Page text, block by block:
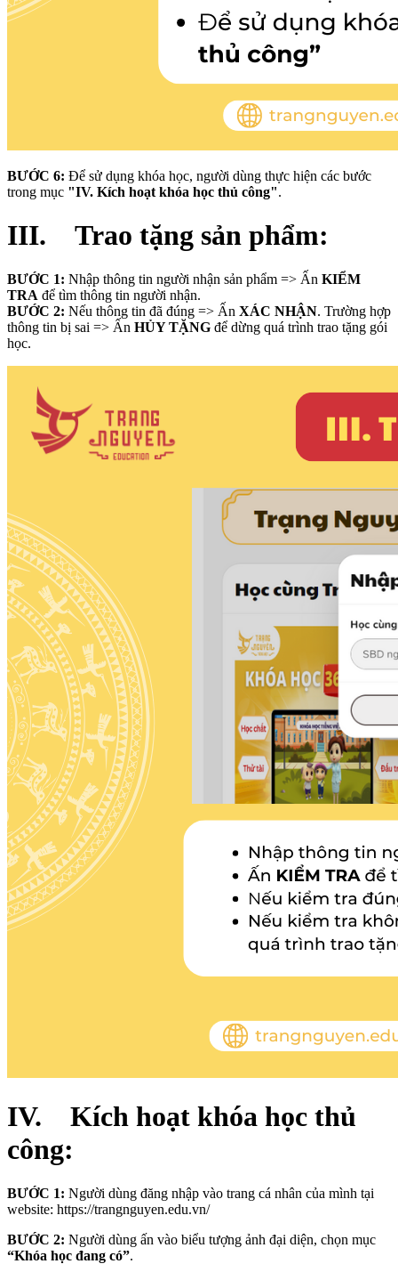
BƯỚC 6: Để sử dụng khóa học, người dùng thực hiện các bước
trong mục "IV. Kích hoạt khóa học thủ công".
III. Trao tặng sản phẩm:
BƯỚC 1: Nhập thông tin người nhận sản phẩm => Ấn KIỂM
TRA để tìm thông tin người nhận.
BƯỚC 2: Nếu thông tin đã đúng => Ấn XÁC NHẬN. Trường hợp
thông tin bị sai => Ấn HỦY TẶNG để dừng quá trình trao tặng gói
học.
IV. Kích hoạt khóa học thủ
công:
BƯỚC 1: Người dùng đăng nhập vào trang cá nhân của mình tại
website: https://trangnguyen.edu.vn/
BƯỚC 2: Người dùng ấn vào biểu tượng ảnh đại diện, chọn mục
“Khóa học đang có”.